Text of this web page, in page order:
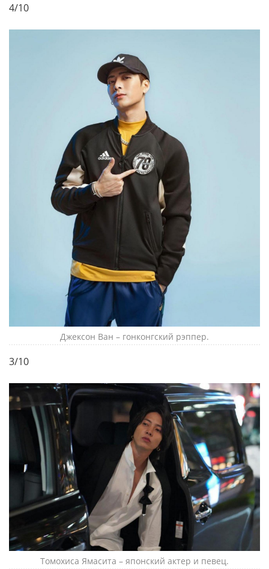
4/10
Джексон Ван – гонконгский рэппер.
3/10
Томохиса Ямасита – японский актер и певец.